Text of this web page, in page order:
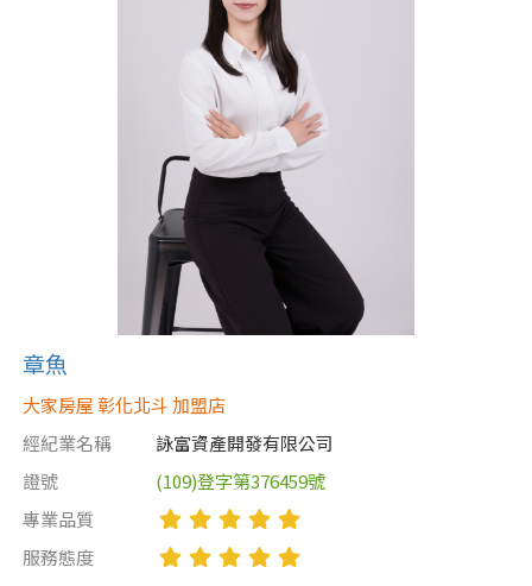
章魚
大家房屋 彰化北斗 加盟店
經紀業名稱
詠富資產開發有限公司
證號
(109)登字第376459號
專業品質
服務態度